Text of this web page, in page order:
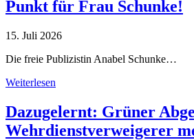
Punkt für Frau Schunke!
15. Juli 2026
Die freie Publizistin Anabel Schunke…
Weiterlesen
Dazugelernt: Grüner
Wehrdienstverweigerer